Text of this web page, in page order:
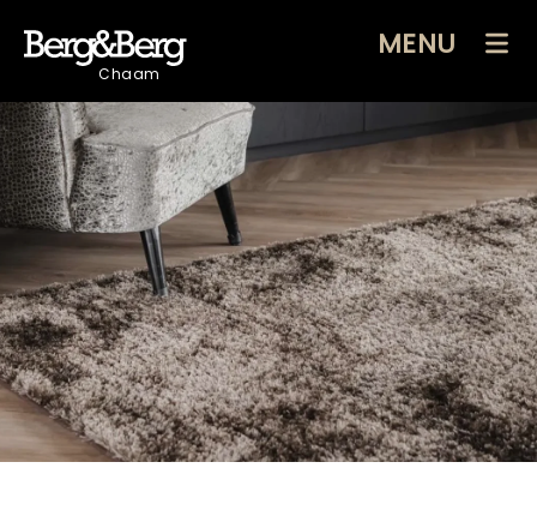
Chaam
MENU